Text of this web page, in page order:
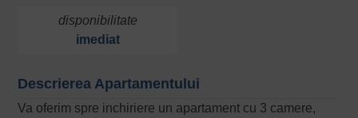
disponibilitate
imediat
Descrierea Apartamentului
Va oferim spre inchiriere un apartament cu 3 camere,